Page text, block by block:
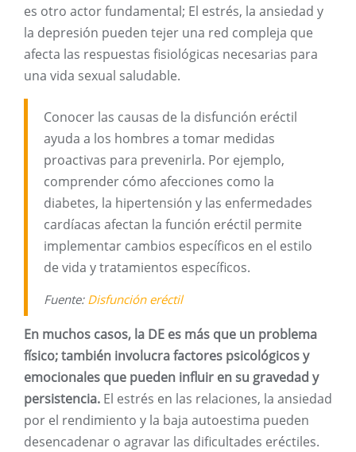
es otro actor fundamental; El estrés, la ansiedad y
la depresión pueden tejer una red compleja que
afecta las respuestas fisiológicas necesarias para
una vida sexual saludable.
Conocer las causas de la disfunción eréctil
ayuda a los hombres a tomar medidas
proactivas para prevenirla. Por ejemplo,
comprender cómo afecciones como la
diabetes, la hipertensión y las enfermedades
cardíacas afectan la función eréctil permite
implementar cambios específicos en el estilo
de vida y tratamientos específicos.
Fuente: Disfunción eréctil
En muchos casos, la DE es más que un problema
físico; también involucra factores psicológicos y
emocionales que pueden influir en su gravedad y
persistencia. El estrés en las relaciones, la ansiedad
por el rendimiento y la baja autoestima pueden
desencadenar o agravar las dificultades eréctiles.